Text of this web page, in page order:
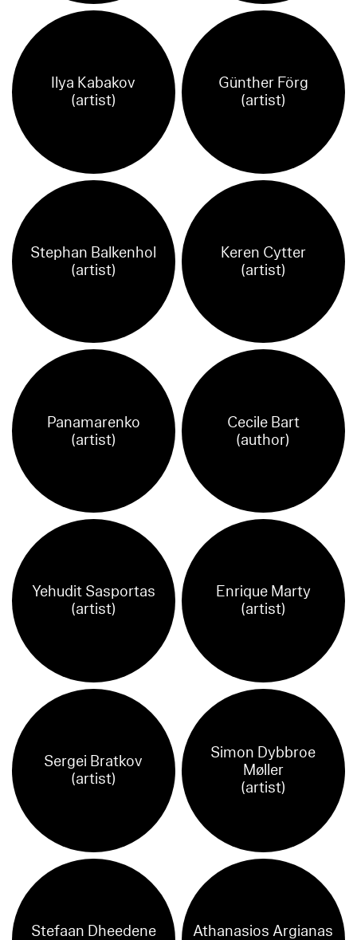
Ilya Kabakov
(artist)
Günther Förg
(artist)
Stephan Balkenhol
(artist)
Keren Cytter
(artist)
Panamarenko
(artist)
Cecile Bart
(author)
Yehudit Sasportas
(artist)
Enrique Marty
(artist)
Sergei Bratkov
(artist)
Simon Dybbroe
Møller
(artist)
Stefaan Dheedene
Athanasios Argianas